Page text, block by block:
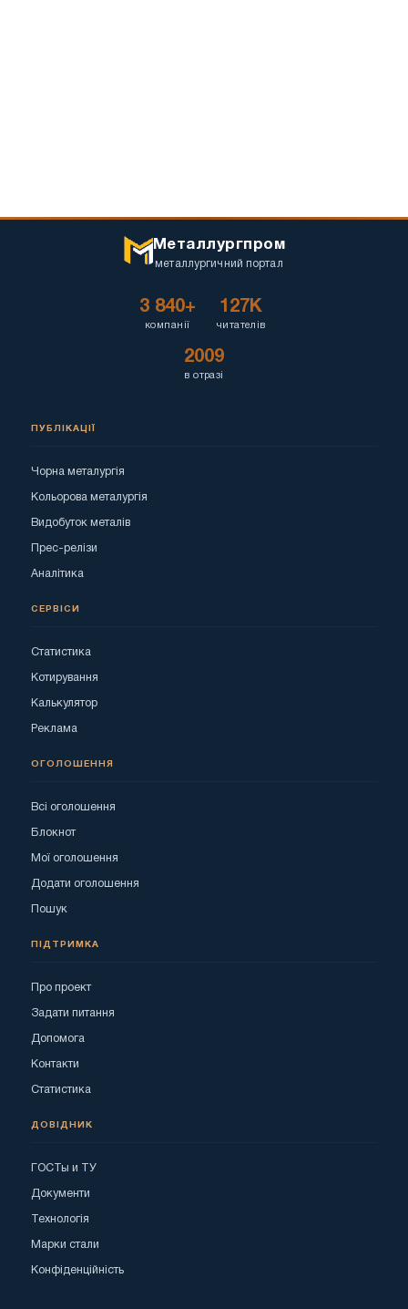
Металлургпром
металлургичний портал
3 840+
компанії
127K
читателів
2009
в отразі
ПУБЛІКАЦІЇ
Чорна металургія
Кольорова металургія
Видобуток металів
Прес-релізи
Аналітика
СЕРВІСИ
Статистика
Котирування
Калькулятор
Реклама
ОГОЛОШЕННЯ
Всі оголошення
Блокнот
Мої оголошення
Додати оголошення
Пошук
ПІДТРИМКА
Про проект
Задати питання
Допомога
Контакти
Статистика
ДОВІДНИК
ГОСТы и ТУ
Документи
Технологія
Марки стали
Конфіденційність